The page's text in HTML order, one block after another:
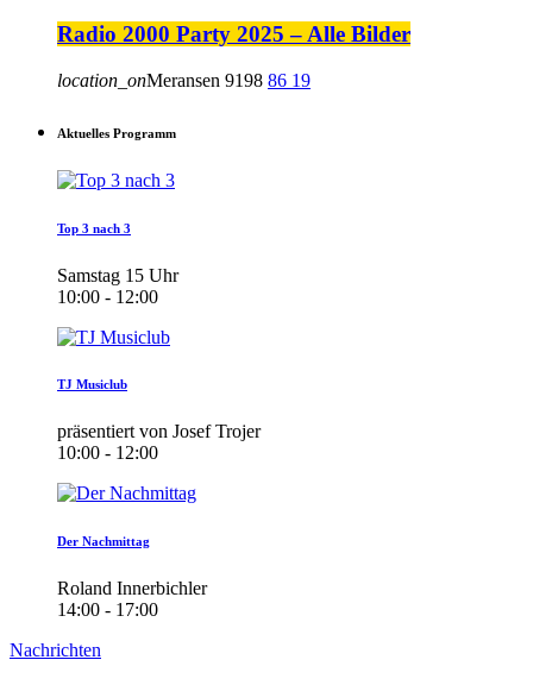
Radio 2000 Party 2025 – Alle Bilder
location_onMeransen 9198 86 19
Aktuelles Programm
Top 3 nach 3
Samstag 15 Uhr
10:00 - 12:00
TJ Musiclub
präsentiert von Josef Trojer
10:00 - 12:00
Der Nachmittag
Roland Innerbichler
14:00 - 17:00
Nachrichten